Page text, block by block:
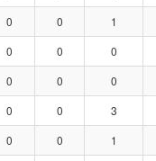
0 0 1
0 0 0
0 0 0
0 0 3
0 0 1